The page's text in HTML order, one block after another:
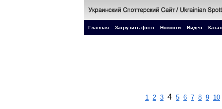
Главная Загрузить фото Новости Видео
1 2 3 4 5 6 7 8 9 10